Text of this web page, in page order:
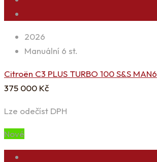
2026
Manuální 6 st.
Citroën C3 PLUS TURBO 100 S&S MAN6
375 000 Kč
Lze odečíst DPH
Nové